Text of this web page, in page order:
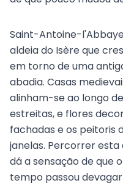
Saint-Antoine-
aldeia do Isère que
em torno de uma
abadia. Casas
alinham-se ao longo
estreitas, e flores
fachadas e os peitoris
janelas. Percorrer esta
dá a sensação de que o
tempo passou